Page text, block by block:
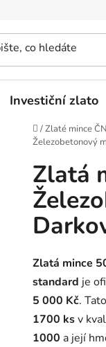
Investiční zlato
Domů
/Zlaté mince
Železobetonový
Zlatá
Zlatá mince
standard je
5 000 Kč. Tato
1700 ksv
1000 a její